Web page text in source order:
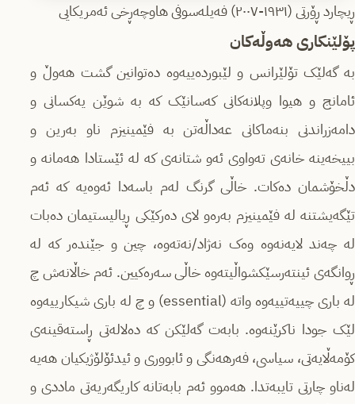
ڕیچارد ڕۆرتی (١٩٣١-٢٠٠٧) فەیلەسوفی هاوچەڕخی ئەمریکایی
پۆلێنکاری هەوڵەکان
بە گەلێک تۆلێرانس و لێبوردەییەوە دەتوانین گشت هەوڵ و
ئامانج و هیوا وپلانەکانی کەسانێک کە بە شوێن یەکسانی و
دامەزراندنی بنەماکانی عەداڵەتن بە فێمینیزم ناو بەرین و
بییخەینە خانەی تەواوی ئەو شتانەی کە لە ئێستادا هەمانە و
دڵخۆشمان دەکات. خاڵی گرنگ لەم باسەدا ئەوەیە کە ئەم
تێگەیشتنە لە فێمینیزم بەرەو لای دەرکێکی ڕیالیستیمان دەبات
لە چەند لایەنەوە وەک نەژاد/نەتەوە، چین و جێندەر کە لە
ڕوانگەی ئینتەرسێکشواڵیتەوە خاڵی سەرەکیین. ئەم خاڵانەش چ
لە باری چییەتییەوە واتە (essential) و چ لە باری شیکارییەوە
لێک جودا ناکرێنەوە. بابەت گەلێکن کە دەلالەتی ڕاستەقینەی
کۆمەڵایەتی، سیاسی، فەرهەنگی و ئابووری و ئیدئۆلۆژیکیان هەیە
لەناو چارتی تایبەتدا. هەموو ئەم بابەتانە کاریگەریەتی ماددی و